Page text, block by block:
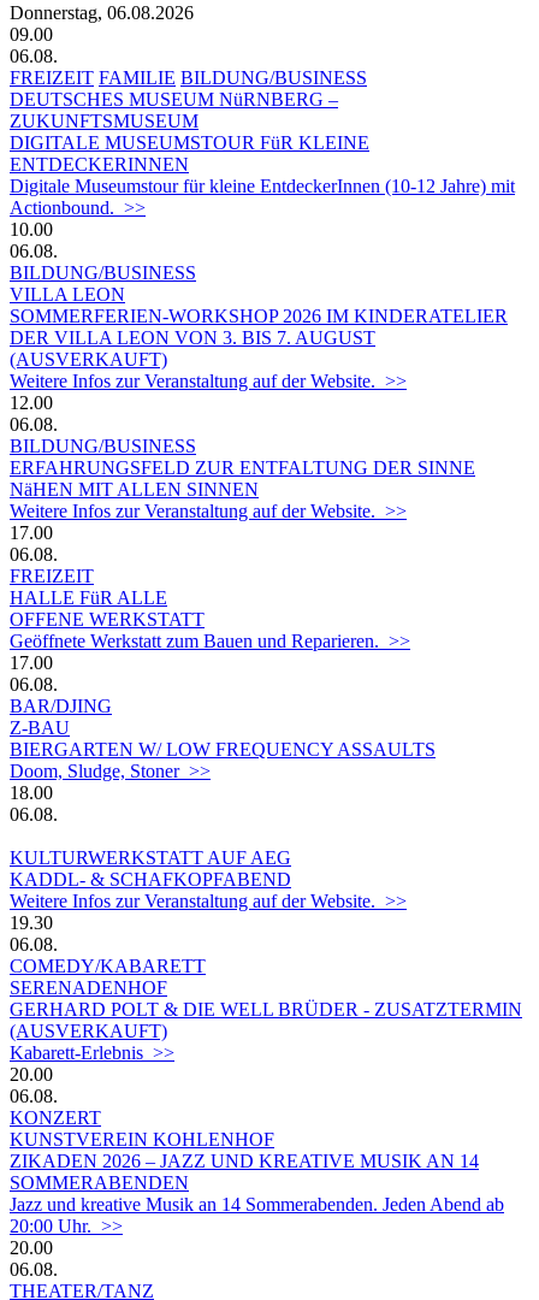
Donnerstag, 06.08.2026
09.00
06.08.
FREIZEIT FAMILIE BILDUNG/BUSINESS
DEUTSCHES MUSEUM NüRNBERG –
ZUKUNFTSMUSEUM
DIGITALE MUSEUMSTOUR FüR KLEINE
ENTDECKERINNEN
Digitale Museumstour für kleine EntdeckerInnen (10-12 Jahre) mit
Actionbound. >>
10.00
06.08.
BILDUNG/BUSINESS
VILLA LEON
SOMMERFERIEN-WORKSHOP 2026 IM KINDERATELIER
DER VILLA LEON VON 3. BIS 7. AUGUST
(AUSVERKAUFT)
Weitere Infos zur Veranstaltung auf der Website. >>
12.00
06.08.
BILDUNG/BUSINESS
ERFAHRUNGSFELD ZUR ENTFALTUNG DER SINNE
NäHEN MIT ALLEN SINNEN
Weitere Infos zur Veranstaltung auf der Website. >>
17.00
06.08.
FREIZEIT
HALLE FüR ALLE
OFFENE WERKSTATT
Geöffnete Werkstatt zum Bauen und Reparieren. >>
17.00
06.08.
BAR/DJING
Z-BAU
BIERGARTEN W/ LOW FREQUENCY ASSAULTS
Doom, Sludge, Stoner >>
18.00
06.08.
KULTURWERKSTATT AUF AEG
KADDL- & SCHAFKOPFABEND
Weitere Infos zur Veranstaltung auf der Website. >>
19.30
06.08.
COMEDY/KABARETT
SERENADENHOF
GERHARD POLT & DIE WELL BRÜDER - ZUSATZTERMIN
(AUSVERKAUFT)
Kabarett-Erlebnis >>
20.00
06.08.
KONZERT
KUNSTVEREIN KOHLENHOF
ZIKADEN 2026 – JAZZ UND KREATIVE MUSIK AN 14
SOMMERABENDEN
Jazz und kreative Musik an 14 Sommerabenden. Jeden Abend ab
20:00 Uhr. >>
20.00
06.08.
THEATER/TANZ